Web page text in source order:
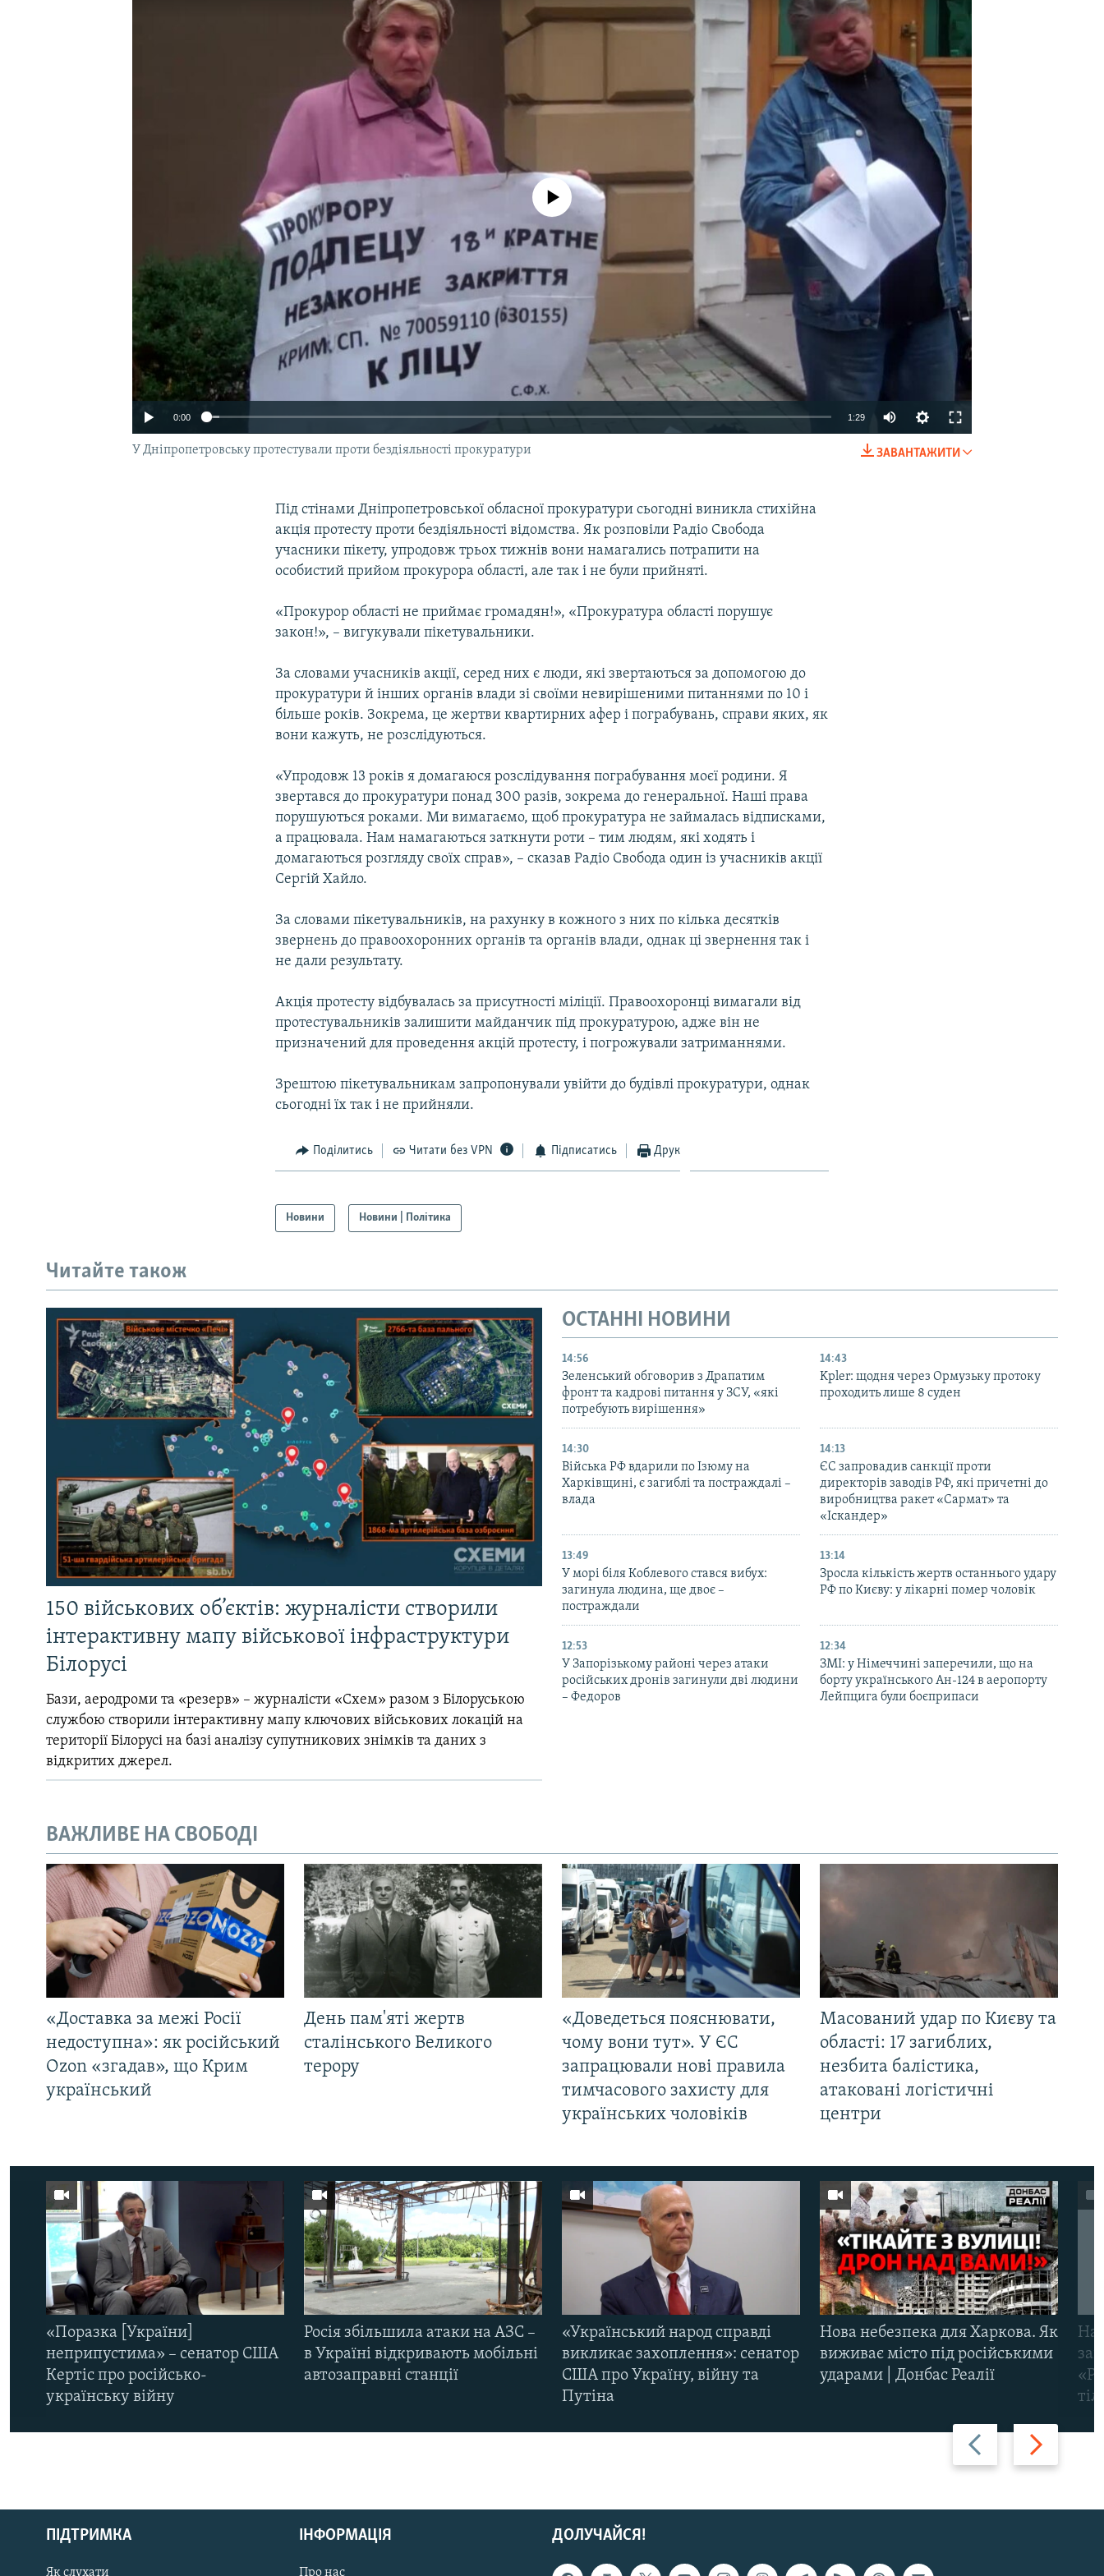
РУС
No media source currently available
0:00 1:29
ЗАВАНТАЖИТИ
У Дніпропетровську протестували проти бездіяльності прокуратури
Під стінами Дніпропетровської обласної прокуратури сьогодні виникла стихійна
акція протесту проти бездіяльності відомства. Як розповіли Радіо Свобода
учасники пікету, упродовж трьох тижнів вони намагались потрапити на
особистий прийом прокурора області, але так і не були прийняті.
«Прокурор області не приймає громадян!», «Прокуратура області порушує
закон!», – вигукували пікетувальники.
За словами учасників акції, серед них є люди, які звертаються за допомогою до
прокуратури й інших органів влади зі своїми невирішеними питаннями по 10 і
більше років. Зокрема, це жертви квартирних афер і пограбувань, справи яких, як
вони кажуть, не розслідуються.
«Упродовж 13 років я домагаюся розслідування пограбування моєї родини. Я
звертався до прокуратури понад 300 разів, зокрема до генеральної. Наші права
порушуються роками. Ми вимагаємо, щоб прокуратура не займалась відписками,
а працювала. Нам намагаються заткнути роти – тим людям, які ходять і
домагаються розгляду своїх справ», – сказав Радіо Свобода один із учасників акції
Сергій Хайло.
За словами пікетувальників, на рахунку в кожного з них по кілька десятків
звернень до правоохоронних органів та органів влади, однак ці звернення так і
не дали результату.
Акція протесту відбувалась за присутності міліції. Правоохоронці вимагали від
протестувальників залишити майданчик під прокуратурою, адже він не
призначений для проведення акцій протесту, і погрожували затриманнями.
Зрештою пікетувальникам запропонували увійти до будівлі прокуратури, однак
сьогодні їх так і не прийняли.
Поділитись Читати без VPN Підписатись Друк
Новини Новини | Політика
Читайте також
150 військових об’єктів: журналісти створили
інтерактивну мапу військової інфраструктури
Білорусі
Бази, аеродроми та «резерв» – журналісти «Схем» разом з Білоруською
службою створили інтерактивну мапу ключових військових локацій на
території Білорусі на базі аналізу супутникових знімків та даних з
відкритих джерел.
ОСТАННІ НОВИНИ
14:56
Зеленський обговорив з Драпатим
фронт та кадрові питання у ЗСУ, «які
потребують вирішення»
14:43
Kpler: щодня через Ормузьку протоку
проходить лише 8 суден
14:30
Війська РФ вдарили по Ізюму на
Харківщині, є загиблі та постраждалі –
влада
14:13
ЄС запровадив санкції проти
директорів заводів РФ, які причетні до
виробництва ракет «Сармат» та
«Іскандер»
13:49
У морі біля Коблевого стався вибух:
загинула людина, ще двоє –
постраждали
13:14
Зросла кількість жертв останнього удару
РФ по Києву: у лікарні помер чоловік
12:53
У Запорізькому районі через атаки
російських дронів загинули дві людини
– Федоров
12:34
ЗМІ: у Німеччині заперечили, що на
борту українського Ан-124 в аеропорту
Лейпцига були боєприпаси
ВАЖЛИВЕ НА СВОБОДІ
«Доставка за межі Росії
недоступна»: як російський
Ozon «згадав», що Крим
український
День пам'яті жертв
сталінського Великого
терору
«Доведеться пояснювати,
чому вони тут». У ЄС
запрацювали нові правила
тимчасового захисту для
українських чоловіків
Масований удар по Києву та
області: 17 загиблих,
незбита балістика,
атаковані логістичні
центри
Назад Вперед
«Поразка [України]
неприпустима» – сенатор США
Кертіс про російсько-
українську війну
Росія збільшила атаки на АЗС –
в Україні відкривають мобільні
автозаправні станції
«Український народ справді
викликає захоплення»: сенатор
США про Україну, війну та
Путіна
Нова небезпека для Харкова. Як
виживає місто під російськими
ударами | Донбас Реалії
ДОЛУЧАЙСЯ!
ПІДТРИМКА
Як слухати
ІНФОРМАЦІЯ
Про нас